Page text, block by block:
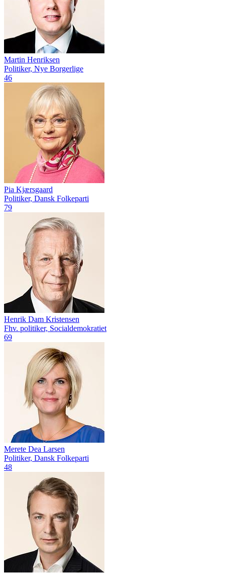
Martin Henriksen
Politiker, Nye Borgerlige
46
Pia Kjærsgaard
Politiker, Dansk Folkeparti
79
Henrik Dam Kristensen
Fhv. politiker, Socialdemokratiet
69
Merete Dea Larsen
Politiker, Dansk Folkeparti
48